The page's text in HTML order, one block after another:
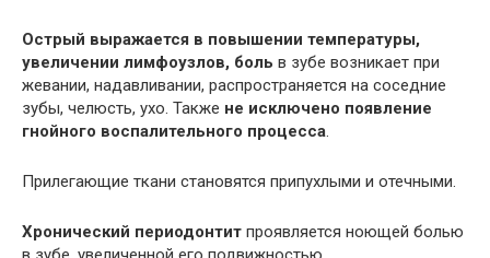
Острый выражается в повышении температуры,
увеличении лимфоузлов, боль в зубе возникает при
жевании, надавливании, распространяется на соседние
зубы, челюсть, ухо. Также не исключено появление
гнойного воспалительного процесса.
Прилегающие ткани становятся припухлыми и отечными.
Хронический периодонтит проявляется ноющей болью